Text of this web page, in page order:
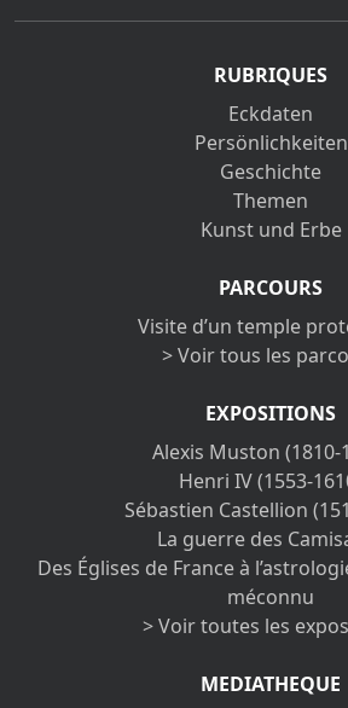
RUBRIQUES
Eckdaten
Persönlichkeiten
Geschichte
Themen
Kunst und Erbe
PARCOURS
Visite d’un temple
> Voir tous les
EXPOSITIONS
Alexis Muston (1810-
Henri IV (1553-
Sébastien Castellion
La guerre des
Des Églises de France à
méconnu
> Voir toutes les
MEDIATHEQUE